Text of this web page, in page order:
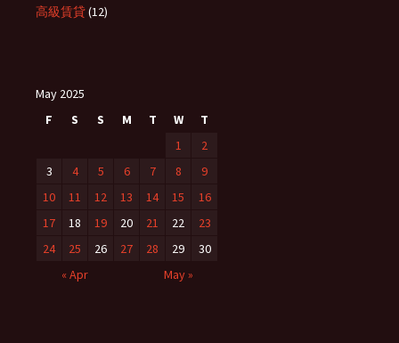
高級賃貸(12)
May 2025
F
S S M T W T
« Apr May »
1
2
3
4 5 6 7 8
9
10
11 12 13 14 15
16
17
18 19 20 21 22
23
24
25 26 27 28 29 30